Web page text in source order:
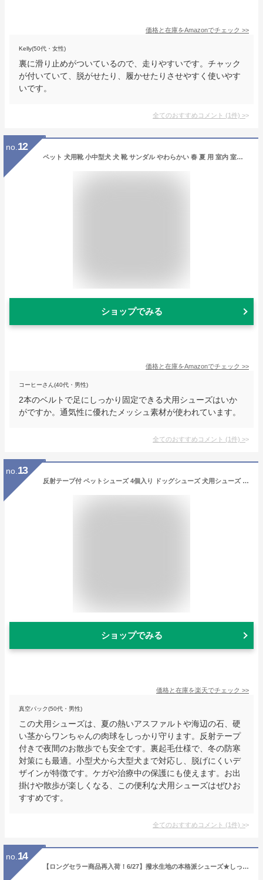
価格と在庫をAmazonでチェック >>
Kelly(50代・女性)
裏に滑り止めがついているので、走りやすいです。チャック
が付いていて、脱がせたり、履かせたりさせやすく使いやす
いです。
全てのおすすめコメント (1件) >
no. 12
ペット 犬用靴 小中型犬 犬 靴 サンダル やわらかい 春 夏 用 室内 室外 ドッグブーツ 軽量 シューズ ゴム底 通気 メッシュ 靴下 肉球保護 足舐め防止 反射マジックテープ お散歩 2色 ピンク L
ショップでみる
価格と在庫をAmazonでチェック >>
コーヒーさん(40代・男性)
2本のベルトで足にしっかり固定できる犬用シューズはいか
がですか。通気性に優れたメッシュ素材が使われています。
全てのおすすめコメント (1件) >
no. 13
反射テープ付 ペットシューズ 4個入り ドッグシューズ 犬用シューズ 肉球保護 小型犬 中型犬 大型犬 ペット用 保護シューズ 裏起毛 犬用 犬用靴 犬用品 保護 ケガ 治療 犬用品 ペット用品 防寒対策 お散歩 お出掛け
ショップでみる
価格と在庫を楽天でチェック >>
真空パック(50代・男性)
この犬用シューズは、夏の熱いアスファルトや海辺の石、硬
い茎からワンちゃんの肉球をしっかり守ります。反射テープ
付きで夜間のお散歩でも安全です。裏起毛仕様で、冬の防寒
対策にも最適。小型犬から大型犬まで対応し、脱げにくいデ
ザインが特徴です。ケガや治療中の保護にも使えます。お出
掛けや散歩が楽しくなる、この便利な犬用シューズはぜひお
すすめです。
全てのおすすめコメント (1件) >
no. 14
【ロングセラー商品再入荷！6/27】撥水生地の本格派シューズ★しっかりした滑りにくいゴム底♪ブラックブラウンSMLXL汚れケガ虫刺され防止足裏保護雨上がり散歩やけど予防小中型犬用靴4個セットアウトレット価格